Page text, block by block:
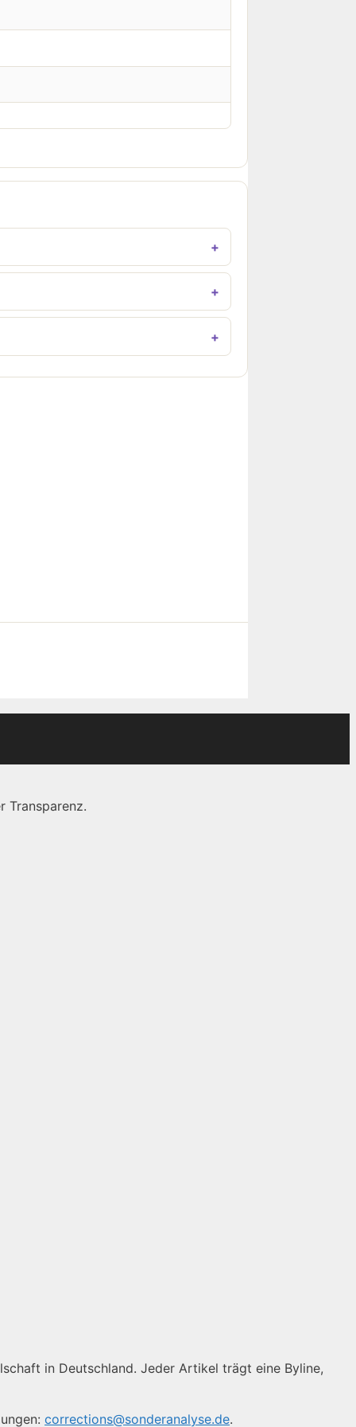
Transparenz.
in Deutschland. Jeder Artikel trägt eine Byline,
corrections@sonderanalyse.de.